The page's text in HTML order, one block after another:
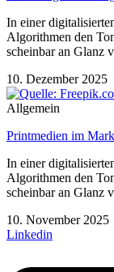
In einer
Algorithmen den
scheinbar an Glanz
10. Dezember 2025
Allgemein
Printmedien im
In einer
Algorithmen den
scheinbar an Glanz
10. November 2025
Linkedin